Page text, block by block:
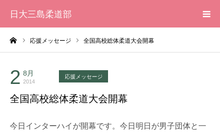
日大三島柔道部
応援メッセージ 全国高校総体柔道大会開幕
2 8月
2014
応援メッセージ
全国高校総体柔道大会開幕
今日インターハイが開幕です。今日明日が男子団体と一
HOME
柔道部 紹介
ブログ
大会記録